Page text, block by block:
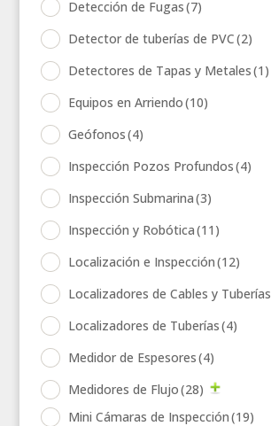
Detección de Fugas(7)
Detector de tuberías de PVC(2)
Detectores de Tapas y Metales(1)
Equipos en Arriendo(10)
Geófonos(4)
Inspección Pozos Profundos(4)
Inspección Submarina(3)
Inspección y Robótica(11)
Localización e Inspección(12)
Localizadores de Cables y Tuberías
Localizadores de Tuberías(4)
Medidor de Espesores(4)
Medidores de Flujo(28)
Mini Cámaras de Inspección(19)